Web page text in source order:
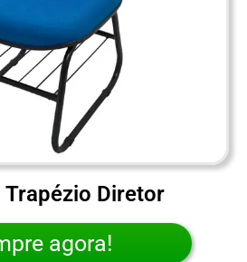
Trapézio Diretor
agora!